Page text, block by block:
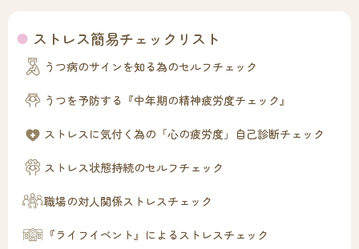
ストレス簡易チェックリスト
うつ病のサインを知る為のセルフチェック
うつを予防する『中年期の精神疲労度チェック』
ストレスに気付く為の「心の疲労度」自己診断チェック
ストレス状態持続のセルフチェック
職場の対人関係ストレスチェック
『ライフイベント』によるストレスチェック